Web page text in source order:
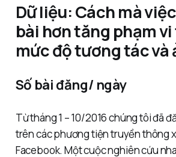
Dữ liệu: Cách mà
bài hơn tăng phạm
mức độ tương tác và
Số bài đăng/ ngày
Từ tháng 1 – 10/2016 chúng tôi đã
trên các phương tiện truyền thông
Facebook. Một cuộc nghiên cứu